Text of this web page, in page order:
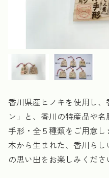
香川県産ヒノキを使用し
ン」と、香川の特産品や
手形・全５種類をご用意
木から生まれた、香川ら
の思い出をお楽しみくださ